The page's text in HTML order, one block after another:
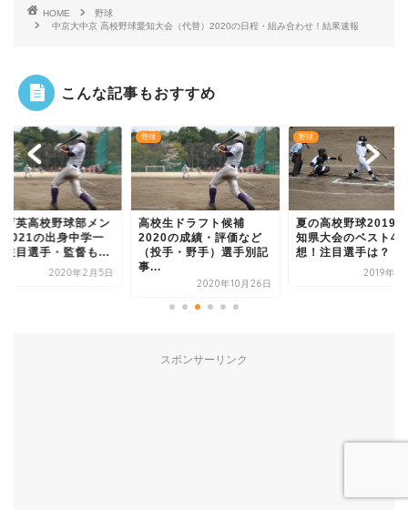
HOME
野球
中京大中京 高校野球愛知大会（代替）2020の日程・組み合わせ！結果速報
こんな記事もおすすめ
育英高校野球部メン
2021の出身中学一
注目選手・監督も...
2020年2月5日
野球
高校生ドラフト候補
2020の成績・評価など
（投手・野手）選手別記
事...
2020年10月26日
野球
夏の高校野球2019
知県大会のベスト4
想！注目選手は？
2019年7
スポンサーリンク